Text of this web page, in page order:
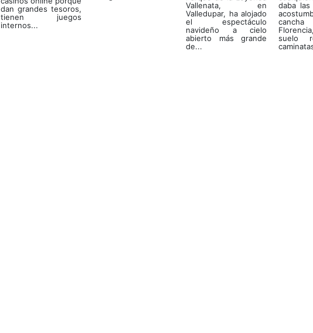
dan grandes tesoros,
tienen juegos
internos...
Vallenata, en
Valledupar, ha alojado
el espectáculo
navideño a cielo
abierto más grande
de...
daba
suelo